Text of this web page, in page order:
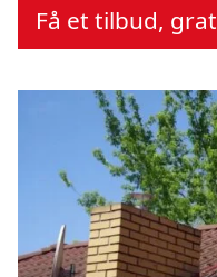
Få et tilbud,